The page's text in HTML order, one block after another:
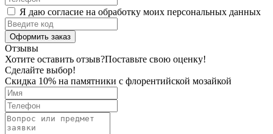
Я даю согласие на обработку моих персональных данных
Оформить заказ
Отзывы
Хотите оставить отзыв?Поставьте свою оценку!
Сделайте выбор!
Скидка 10% на памятники с флорентийской мозайкой